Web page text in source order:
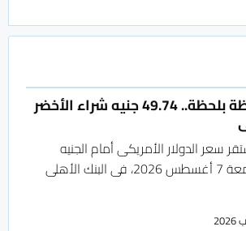
سعر الدولار لحظة بلحظة.. 49.74 جنيه شراء الأخضر
سعر الدولار الأمريكى أمام الجنيه
المصرى، اليوم الجمعة 7 أغسطس 2026، فى البنك الأهلى